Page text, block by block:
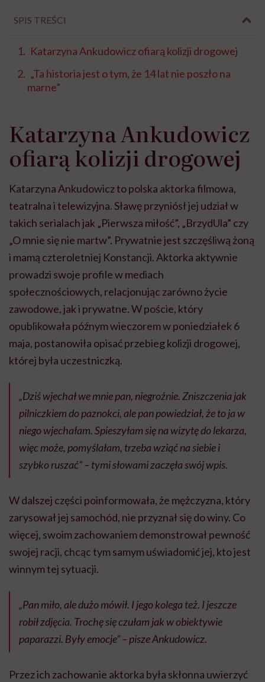
SPIS TREŚCI
Katarzyna Ankudowicz ofiarą kolizji drogowej
„Ta historia jest o tym, że 14 lat nie poszło na
marne”
Katarzyna Ankudowicz
ofiarą kolizji drogowej
Katarzyna Ankudowicz to polska aktorka filmowa,
teatralna i telewizyjna. Sławę przyniósł jej udział w
takich serialach jak „Pierwsza miłość”, „BrzydUla” czy
„O mnie się nie martw”. Prywatnie jest szczęśliwą żoną
i mamą czteroletniej Konstancji. Aktorka aktywnie
prowadzi swoje profile w mediach
społecznościowych, relacjonując zarówno życie
zawodowe, jak i prywatne. W poście, który
opublikowała późnym wieczorem w poniedziałek 6
maja, postanowiła opisać przebieg kolizji drogowej,
której była uczestniczką.
„Dziś wjechał we mnie pan, niegroźnie. Zniszczenia jak
pilniczkiem do paznokci, ale pan powiedział, że to ja w
niego wjechałam. Spieszyłam się na wizytę do lekarza,
więc może, pomyślałam, trzeba wziąć na siebie i
szybko ruszać” – tymi słowami zaczęła swój wpis.
W dalszej części poinformowała, że mężczyzna, który
zarysował jej samochód, nie przyznał się do winy. Co
więcej, swoim zachowaniem demonstrował pewność
swojej racji, chcąc tym samym uświadomić jej, kto jest
winnym tej sytuacji.
„Pan miło, ale dużo mówił. I jego kolega też. I jeszcze
robił zdjęcia. Trochę się czułam jak w obiektywie
paparazzi. Były emocje” – pisze Ankudowicz.
Przez ich zachowanie aktorka była skłonna uwierzyć